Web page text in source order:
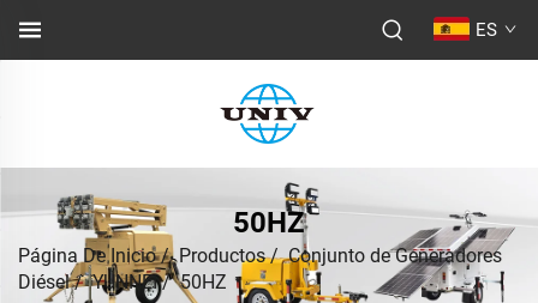
ES
50HZ
Página De Inicio/Productos/Conjunto de Generadores
Diésel/YUNNEI/50HZ